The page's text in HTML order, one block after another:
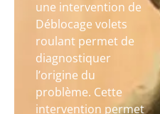
une intervention de
Déblocage volets
roulant permet de
diagnostiquer
l’origine du
problème. Cette
intervention permet